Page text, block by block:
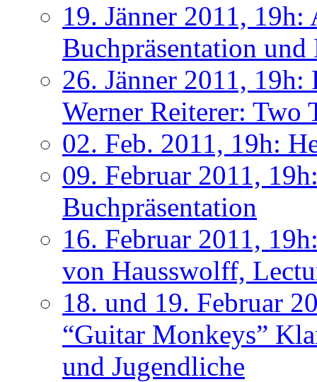
19. Jänner 2011, 19h:
Buchpräsentation und
26. Jänner 2011,
Werner Reiterer: Two
02. Feb. 2011, 19h:
09. Februar 2011,
Buchpräsentation
16. Februar 2011,
von Hausswolff,
18. und 19. Februar
“Guitar Monkeys”
und Jugendliche